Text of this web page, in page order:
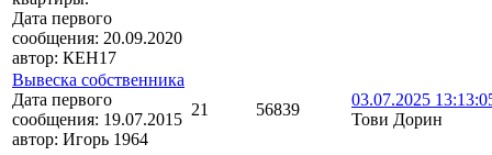
Дата первого
сообщения: 20.09.2020
автор: КЕН17
Вывеска собственника
Дата первого
сообщения: 19.07.2015
автор: Игорь 1964
21 56839
03.07.2025
Тови Дорин